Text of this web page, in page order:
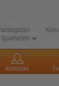
Sportarten
Anmelden